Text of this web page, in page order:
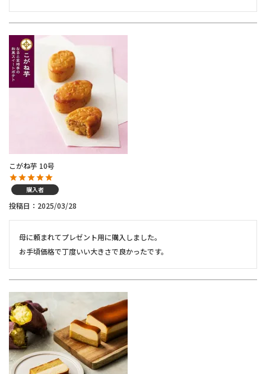
こがね芋 10号
購入者
投稿日 2025/03/28
母に頼まれてプレゼント用に購入しました。
お手頃価格で丁度いい大きさで良かったです。